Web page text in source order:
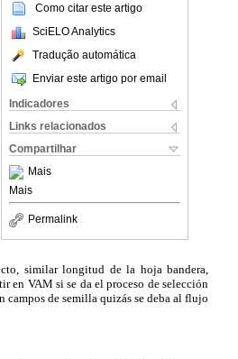
Como citar este artigo
SciELO Analytics
Tradução automática
Enviar este artigo por email
Indicadores
Links relacionados
Compartilhar
Mais
Mais
Permalink
similar longitud de la hoja bandera,
en VAM si se da el proceso de selección
campos de semilla quizás se deba al flujo